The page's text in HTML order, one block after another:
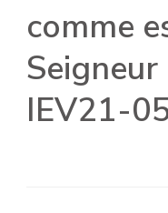
comme
IEV21-